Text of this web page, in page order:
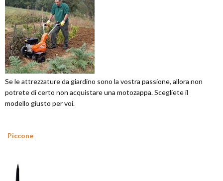
Se le attrezzature da giardino sono la vostra passione, allora non
potrete di certo non acquistare una motozappa. Scegliete il
modello giusto per voi.
Piccone